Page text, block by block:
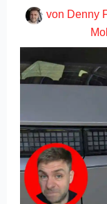
von Denny